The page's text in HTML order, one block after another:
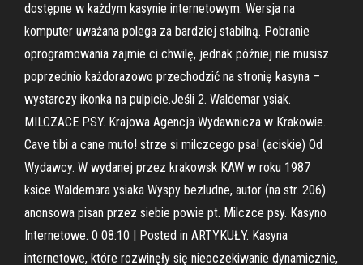
dostępne w każdym kasynie internetowym. Wersja na
komputer uważana polega za bardziej stabilną. Pobranie
oprogramowania zajmie ci chwilę, jednak później nie musisz
poprzednio każdorazowo przechodzić na stronię kasyna –
wystarczy ikonka na pulpicie.Jeśli 2. Waldemar ysiak.
MILCZACE PSY. Krajowa Agencja Wydawnicza w Krakowie.
Cave tibi a cane muto! strze si milczcego psa! (aciskie) Od
Wydawcy. W wydanej przez krakowsk KAW w roku 1987
ksice Waldemara ysiaka Wyspy bezludne, autor (na str. 206)
anonsowa pisan przez siebie powie pt. Milczce psy. Kasyno
Internetowe. 0 08:10 | Posted in ARTYKUŁY. Kasyna
internetowe, które rozwinęły się nieoczekiwanie dynamicznie,